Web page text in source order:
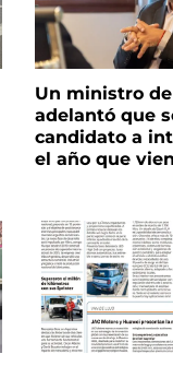
Un ministro
adelantó que
candidato a
el año que